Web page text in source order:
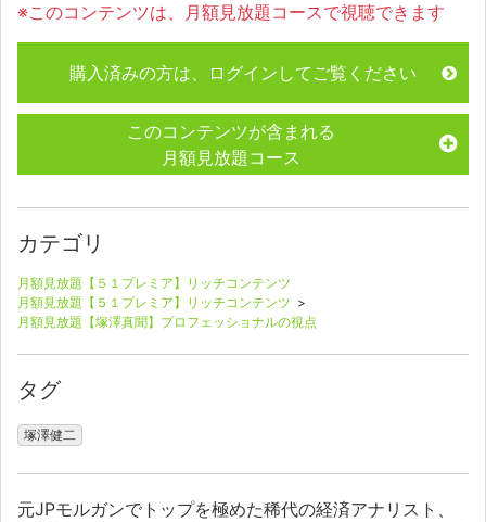
※このコンテンツは、月額見放題コースで視聴できます
購入済みの方は、ログインしてご覧ください
このコンテンツが含まれる
月額見放題コース
カテゴリ
月額見放題【５１プレミア】リッチコンテンツ
月額見放題【５１プレミア】リッチコンテンツ >
月額見放題【塚澤真聞】プロフェッショナルの視点
タグ
塚澤健二
元JPモルガンでトップを極めた稀代の経済アナリスト、